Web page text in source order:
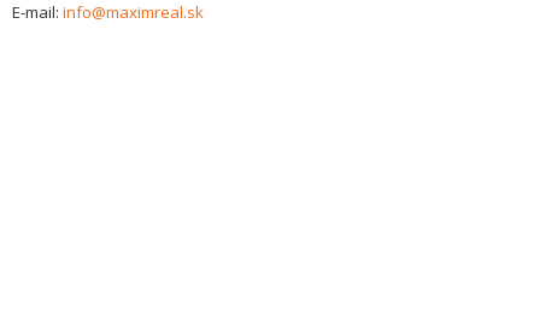
E-mail: info@maximreal.sk